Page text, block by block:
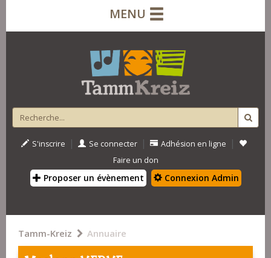
MENU
S'inscrire | Se connecter | Adhésion en ligne |
Faire un don
Proposer un évènement Connexion Admin
Tamm-Kreiz Annuaire